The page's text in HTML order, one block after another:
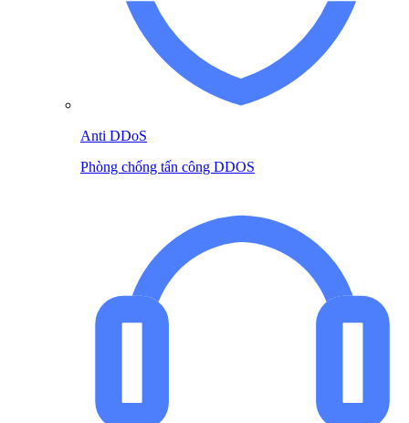
Anti DDoS
Phòng chống tấn công DDOS